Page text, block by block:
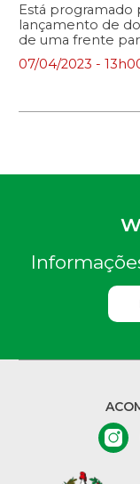
Está programado
lançamento de
de uma frente
de Santa
acompanhar
Parlamentar em
o objetivo é
07/04/2023 -